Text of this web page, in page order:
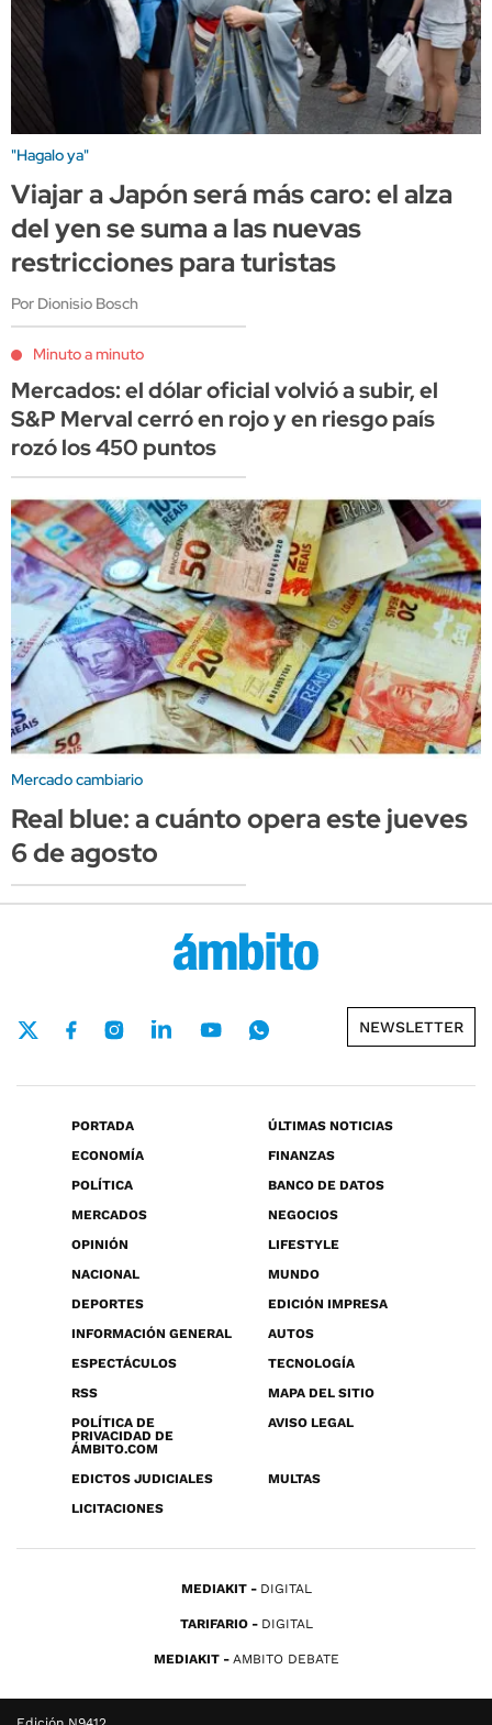
"Hagalo ya"
Viajar a Japón será más caro: el alza
del yen se suma a las nuevas
restricciones para turistas
Por Dionisio Bosch
Minuto a minuto
Mercados: el dólar oficial volvió a subir, el
S&P Merval cerró en rojo y en riesgo país
rozó los 450 puntos
Mercado cambiario
Real blue: a cuánto opera este jueves
6 de agosto
NEWSLETTER
PORTADA
ÚLTIMAS NOTICIAS
ECONOMÍA
FINANZAS
POLÍTICA
BANCO DE DATOS
MERCADOS
NEGOCIOS
OPINIÓN
LIFESTYLE
NACIONAL
MUNDO
DEPORTES
EDICIÓN IMPRESA
INFORMACIÓN GENERAL
AUTOS
ESPECTÁCULOS
TECNOLOGÍA
RSS
MAPA DEL SITIO
POLÍTICA DE
PRIVACIDAD DE
ÁMBITO.COM
AVISO LEGAL
EDICTOS JUDICIALES
MULTAS
LICITACIONES
MEDIAKIT DIGITAL
TARIFARIO DIGITAL
MEDIAKIT AMBITO DEBATE